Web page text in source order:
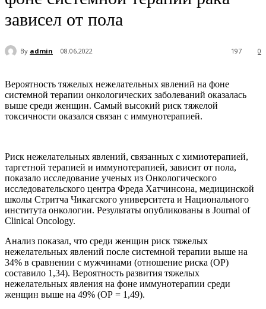
зависел от пола
By admin 08.06.2022 0
197
Вероятность тяжелых нежелательных явлений на фоне
системной терапии онкологических заболеваний оказалась
выше среди женщин. Самый высокий риск тяжелой
токсичности оказался связан с иммунотерапией.
Риск нежелательных явлений, связанных с химиотерапией,
таргетной терапией и иммунотерапией, зависит от пола,
показало исследование ученых из Онкологического
исследовательского центра Фреда Хатчинсона, медицинской
школы Стритча Чикагского университета и Национального
института онкологии. Результаты опубликованы в Journal of
Clinical Oncology.
Анализ показал, что среди женщин риск тяжелых
нежелательных явлений после системной терапии выше на
34% в сравнении с мужчинами (отношение риска (ОР)
составило 1,34). Вероятность развития тяжелых
нежелательных явления на фоне иммунотерапии среди
женщин выше на 49% (ОР = 1,49).